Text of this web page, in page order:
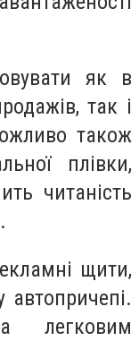
як в
так і
також
плівки,
читаність
щити,
автопричепі.
легковим